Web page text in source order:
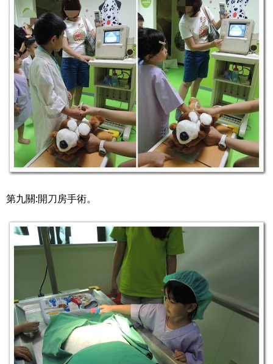
第九關:開刀房手術。